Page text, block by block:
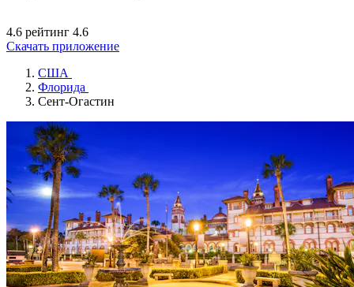
4.6 рейтинг 4.6
Скачать приложение
США
Флорида
Сент-Огастин